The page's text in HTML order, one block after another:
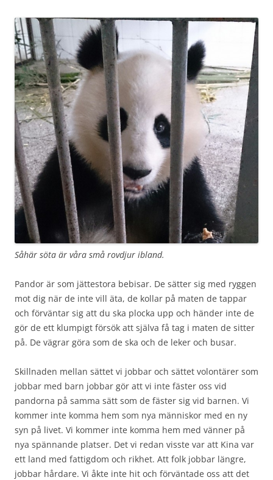
Såhär söta är våra små rovdjur ibland.
Pandor är som jättestora bebisar. De sätter sig med ryggen
mot dig när de inte vill äta, de kollar på maten de tappar
och förväntar sig att du ska plocka upp och händer inte de
gör de ett klumpigt försök att själva få tag i maten de sitter
på. De vägrar göra som de ska och de leker och busar.
Skillnaden mellan sättet vi jobbar och sättet volontärer som
jobbar med barn jobbar gör att vi inte fäster oss vid
pandorna på samma sätt som de fäster sig vid barnen. Vi
kommer inte komma hem som nya människor med en ny
syn på livet. Vi kommer inte komma hem med vänner på
nya spännande platser. Det vi redan visste var att Kina var
ett land med fattigdom och rikhet. Att folk jobbar längre,
jobbar hårdare. Vi åkte inte hit och förväntade oss att det